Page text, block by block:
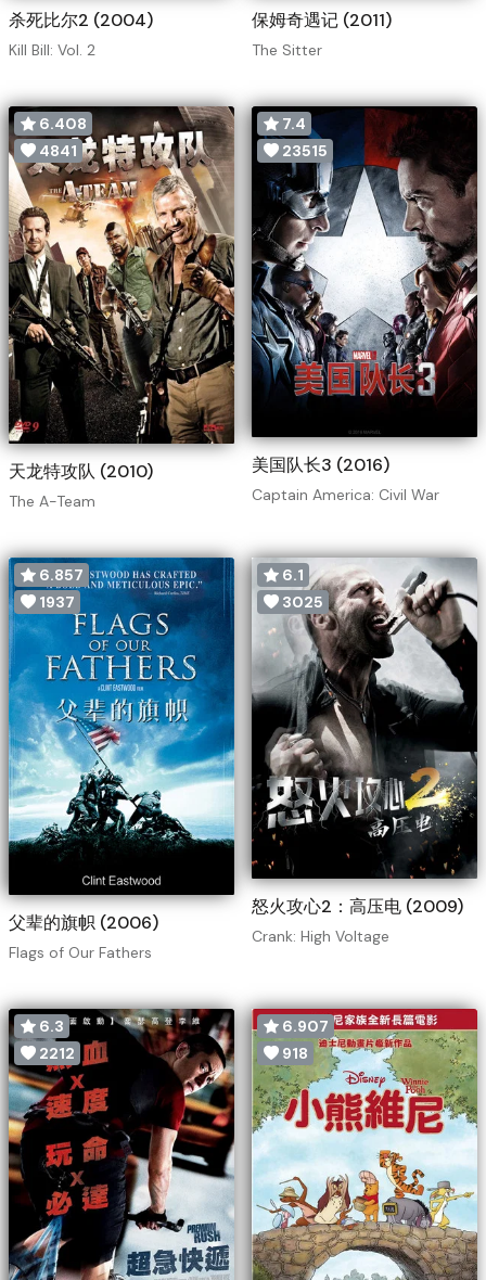
杀死比尔2 (2004)
Kill Bill: Vol. 2
保姆奇遇记 (2011)
The Sitter
6.408
4841
天龙特攻队 (2010)
The A-Team
7.4
23515
美国队长3 (2016)
Captain America: Civil War
6.857
1937
父辈的旗帜 (2006)
Flags of Our Fathers
6.1
3025
怒火攻心2：高压电 (2009)
Crank: High Voltage
6.3
2212
6.907
918